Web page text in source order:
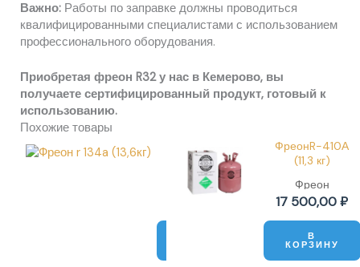
Важно:Работы по заправке должны проводиться
квалифицированными специалистами с использованием
профессионального оборудования.
Приобретая фреон R32 у нас в Кемерово, вы
получаете сертифицированный продукт, готовый к
использованию.
Похожие товары
Фреон
(13,6кг)
Фреон
ФреонR-410А
(11,3 кг)
17 500,00₽
В
КОРЗИНУ